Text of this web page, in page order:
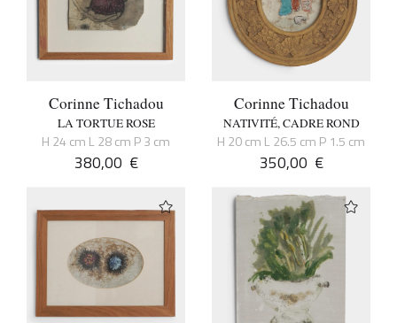
Corinne Tichadou
LA TORTUE ROSE
H 24 cm L 28 cm P 3 cm
380,00 €
Corinne Tichadou
NATIVITÉ, CADRE ROND
H 20 cm L 26.5 cm P 1.5 cm
350,00 €